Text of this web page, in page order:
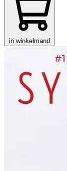
in winkelmand